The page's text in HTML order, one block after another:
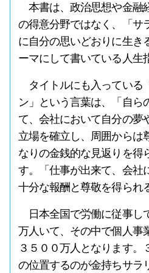
本書は、政治思想や金融
の得意分野ではなく、「サ
に自分の思いどおりに生き
ーマにして書いている人生
タイトルにも入っている
ン」という言葉は、「自ら
て、会社において自分の夢
立場を確立し、周囲からは
なりの金銭的な見返りを得
す。「仕事が出来て、会社
十分な報酬と尊敬を得られ
日本全国で労働に従事し
万人いて、その中で個人事
３５００万人となります。
の位置するのが金持ちサラ